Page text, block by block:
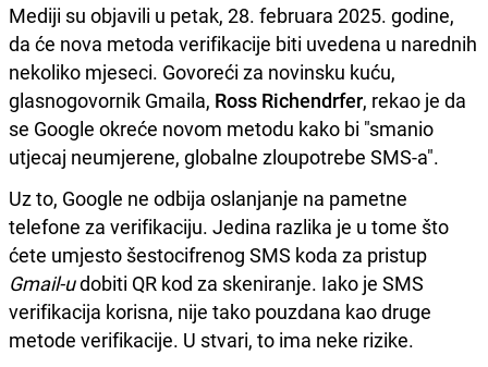
Mediji su objavili u petak, 28. februara 2025. godine,
da će nova metoda verifikacije biti uvedena u narednih
nekoliko mjeseci. Govoreći za novinsku kuću,
glasnogovornik Gmaila, Ross Richendrfer, rekao je da
se Google okreće novom metodu kako bi "smanio
utjecaj neumjerene, globalne zloupotrebe SMS-a".
Uz to, Google ne odbija oslanjanje na pametne
telefone za verifikaciju. Jedina razlika je u tome što
ćete umjesto šestocifrenog SMS koda za pristup
Gmail-udobiti QR kod za skeniranje. Iako je SMS
verifikacija korisna, nije tako pouzdana kao druge
metode verifikacije. U stvari, to ima neke rizike.